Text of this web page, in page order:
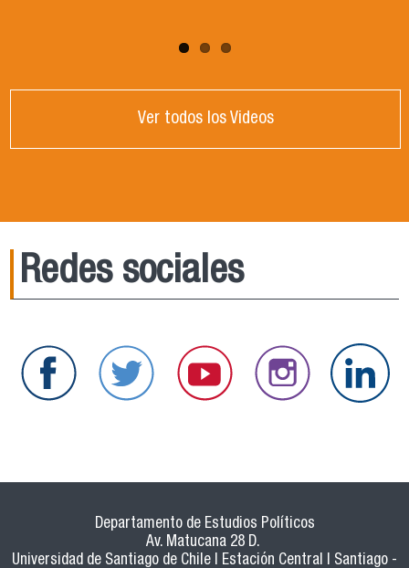
Ver todos los Videos
Redes sociales
Departamento de Estudios Políticos
Av. Matucana 28 D.
Universidad de Santiago de Chile | Estación Central | Santiago -